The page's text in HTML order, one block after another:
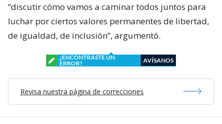
“discutir cómo vamos a caminar todos juntos para
luchar por ciertos valores permanentes de libertad,
de igualdad, de inclusión”, argumentó.
¿ENCONTRASTE UN
ERROR?
AVÍSANOS
Revisa nuestra página de correcciones